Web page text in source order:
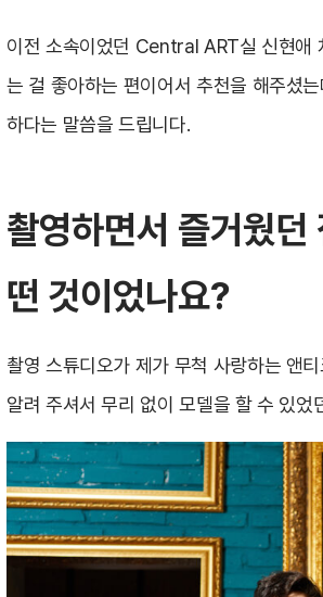
이전 소속이었던 Central ART실 신현애
는 걸 좋아하는 편이어서 추천을 해주셨
하다는 말씀을 드립니다.
촬영하면서 즐거웠
떤 것이었나요?
촬영 스튜디오가 제가 무척 사랑하는 앤
알려 주셔서 무리 없이 모델을 할 수 있었